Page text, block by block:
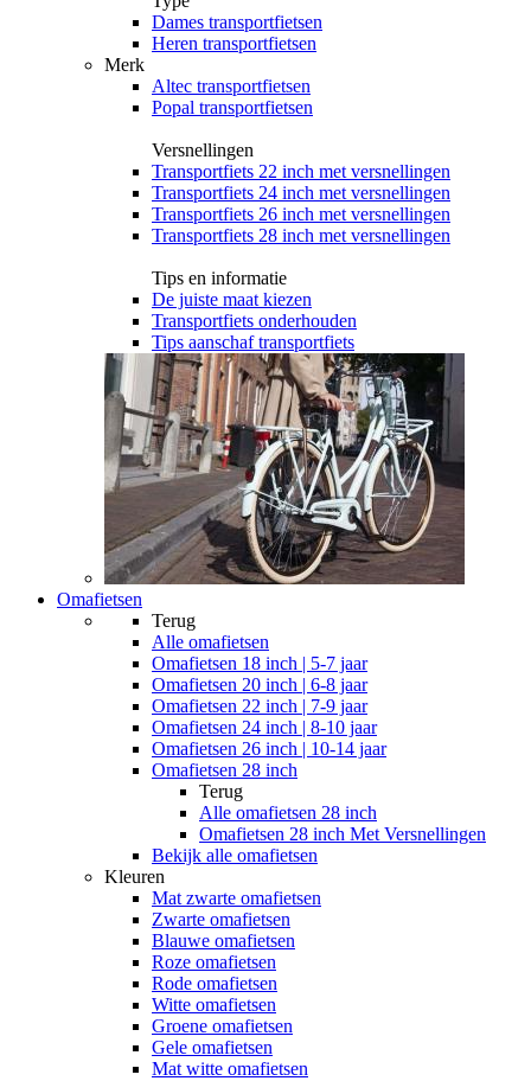
Dames transportfietsen
Heren transportfietsen
Merk
Altec transportfietsen
Popal transportfietsen
Versnellingen
Transportfiets 22 inch met versnellingen
Transportfiets 24 inch met versnellingen
Transportfiets 26 inch met versnellingen
Transportfiets 28 inch met versnellingen
Tips en informatie
De juiste maat kiezen
Transportfiets onderhouden
Tips aanschaf transportfiets
Omafietsen
Terug
Alle omafietsen
Omafietsen 18 inch | 5-7 jaar
Omafietsen 20 inch | 6-8 jaar
Omafietsen 22 inch | 7-9 jaar
Omafietsen 24 inch | 8-10 jaar
Omafietsen 26 inch | 10-14 jaar
Omafietsen 28 inch
Terug
Alle omafietsen 28 inch
Omafietsen 28 inch Met Versnellingen
Bekijk alle omafietsen
Kleuren
Mat zwarte omafietsen
Zwarte omafietsen
Blauwe omafietsen
Roze omafietsen
Rode omafietsen
Witte omafietsen
Groene omafietsen
Gele omafietsen
Mat witte omafietsen